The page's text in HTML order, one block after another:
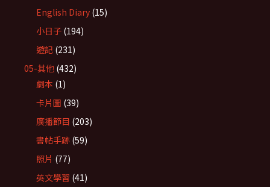
English Diary (15)
小日子 (194)
遊記 (231)
05-其他 (432)
劇本 (1)
卡片圖 (39)
廣播節目 (203)
書帖手跡 (59)
照片 (77)
英文學習 (41)